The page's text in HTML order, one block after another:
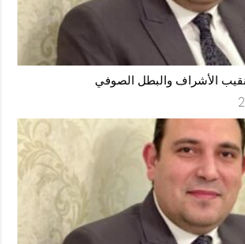
الأشراف والبطل الصوفي